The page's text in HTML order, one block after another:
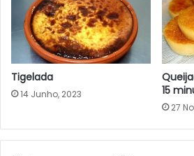
Tigelada
14 Junho, 2023
15
27